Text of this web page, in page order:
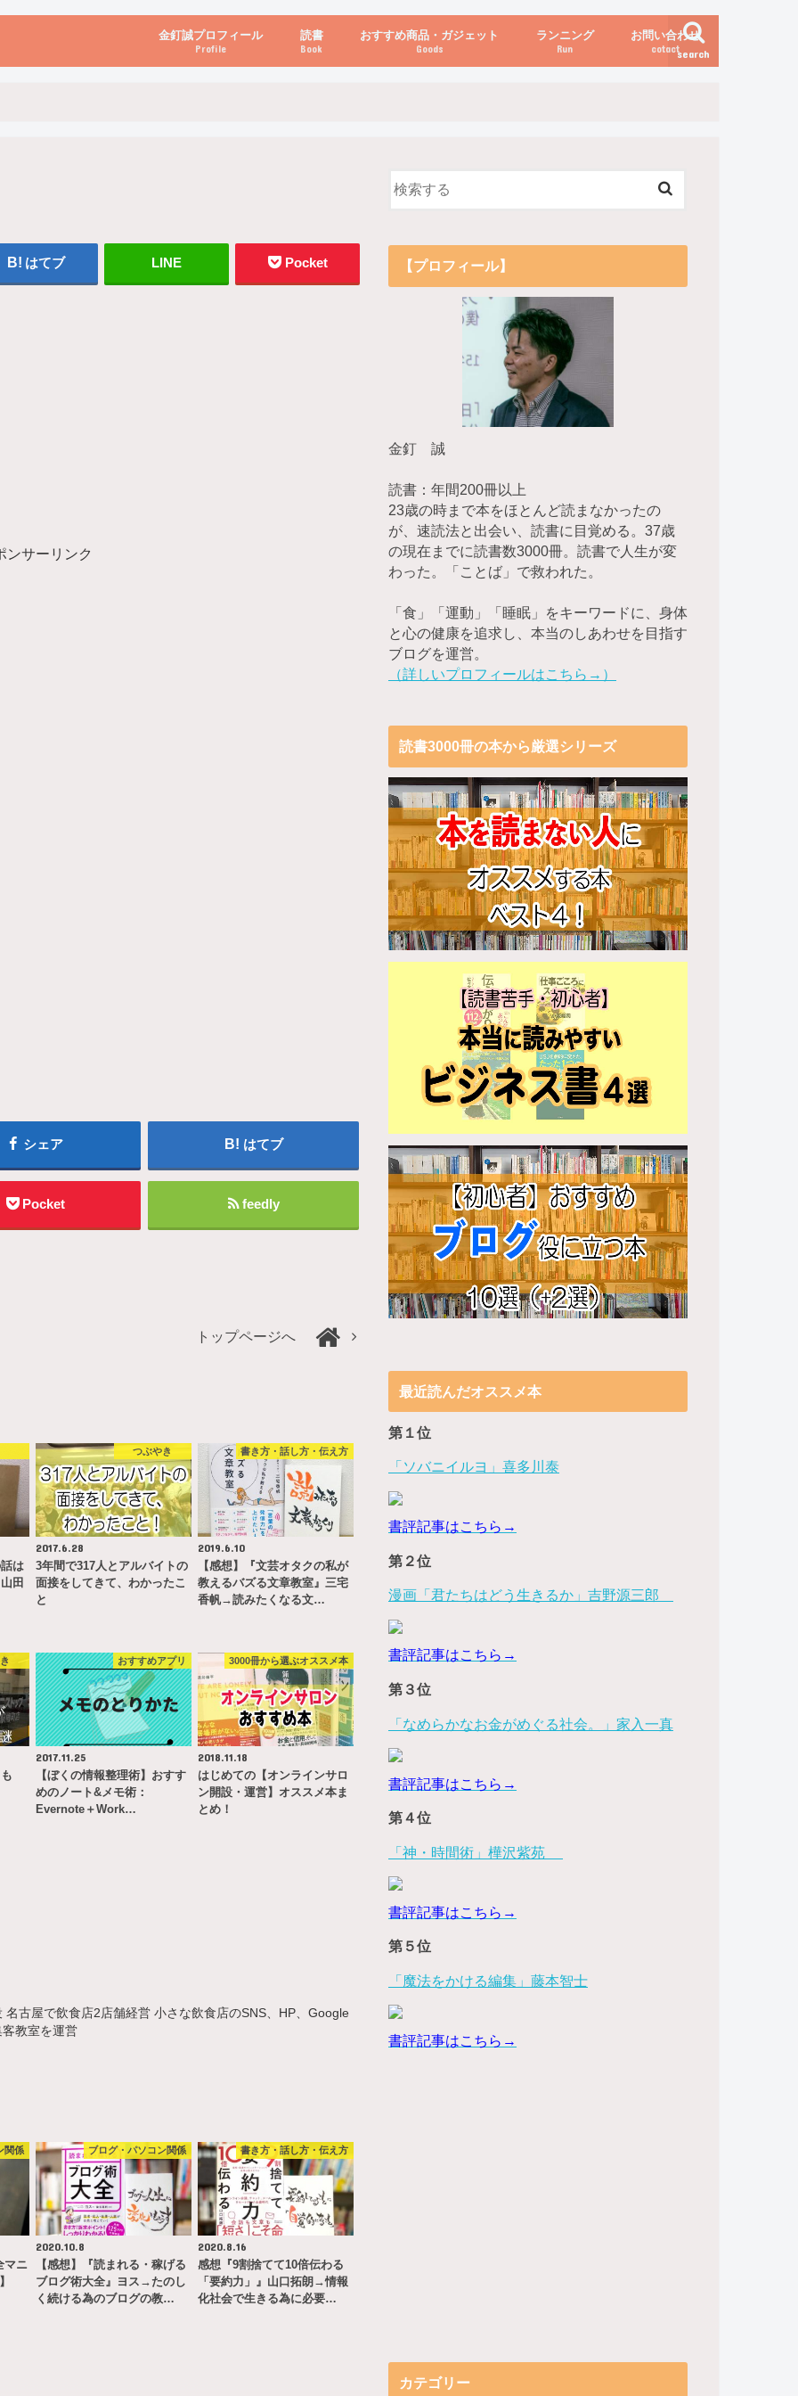
search
金釘誠プロフィール
Profile
読書
Book
おすすめ商品・ガジェット
Goods
ランニング
Run
お問い合わせ
cotact
はてブ LINE Pocket
ンサーリンク
シェア はてブ
Pocket feedly
トップページへ
は
田
つぶやき
2017.6.28
3年間で317人とアルバイトの
面接をしてきて、わかったこ
と
書き方・話し方・伝え方
2019.6.10
【感想】『文芸オタクの私が
教えるバズる文章教室』三宅
香帆→読みたくなる文…
おすすめアプリ
2017.11.25
【ぼくの情報整理術】おすす
めのノート&メモ術：
Evernote＋Work…
3000冊から選ぶオススメ本
2018.11.18
はじめての【オンラインサロ
ン開設・運営】オススメ本ま
とめ！
古屋で飲食店2店舗経営 小さな飲食店のSNS、HP、Google
教室を運営
関係
マニ
ブログ・パソコン関係
2020.10.8
【感想】『読まれる・稼げる
ブログ術大全』ヨス→たのし
く続ける為のブログの教…
書き方・話し方・伝え方
2020.8.16
感想『9割捨てて10倍伝わる
「要約力」』山口拓朗→情報
化社会で生きる為に必要…
【プロフィール】
金釘 誠
読書：年間200冊以上
23歳の時まで本をほとんど読まなかったの
が、速読法と出会い、読書に目覚める。37歳
の現在までに読書数3000冊。読書で人生が変
わった。「ことば」で救われた。
「食」「運動」「睡眠」をキーワードに、身体
と心の健康を追求し、本当のしあわせを目指す
ブログを運営。
（詳しいプロフィールはこちら→）
読書3000冊の本から厳選シリーズ
最近読んだオススメ本
第１位
「ソバニイルヨ」喜多川泰
書評記事はこちら→
第２位
漫画「君たちはどう生きるか」吉野源三郎
書評記事はこちら→
第３位
「なめらかなお金がめぐる社会。」家入一真
書評記事はこちら→
第４位
「神・時間術」樺沢紫苑
書評記事はこちら→
第５位
「魔法をかける編集」藤本智士
書評記事はこちら→
カテゴリー